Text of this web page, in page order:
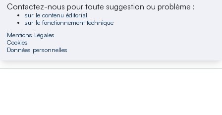
Contactez-nous pour toute suggestion ou problème :
sur le contenu éditorial
sur le fonctionnement technique
Mentions Légales
Cookies
Données personnelles